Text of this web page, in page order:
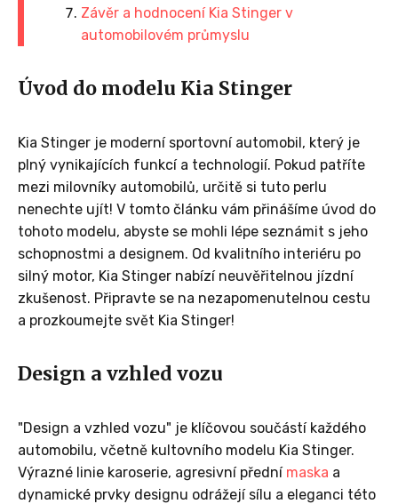
Závěr a hodnocení Kia Stinger v
automobilovém průmyslu
Úvod do modelu Kia Stinger
Kia Stinger je moderní sportovní automobil, který je
plný vynikajících funkcí a technologií. Pokud patříte
mezi milovníky automobilů, určitě si tuto perlu
nenechte ujít! V tomto článku vám přinášíme úvod do
tohoto modelu, abyste se mohli lépe seznámit s jeho
schopnostmi a designem. Od kvalitního interiéru po
silný motor, Kia Stinger nabízí neuvěřitelnou jízdní
zkušenost. Připravte se na nezapomenutelnou cestu
a prozkoumejte svět Kia Stinger!
Design a vzhled vozu
"Design a vzhled vozu" je klíčovou součástí každého
automobilu, včetně kultovního modelu Kia Stinger.
Výrazné linie karoserie, agresivní přední maska a
dynamické prvky designu odrážejí sílu a eleganci této